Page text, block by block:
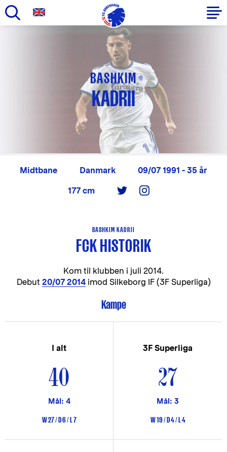
BASHKIM
KADRII
Midtbane Danmark 09/07 1991 - 35 år
177 cm
BASHKIM KADRII
FCK HISTORIK
Kom til klubben i juli 2014.
Debut 20/07 2014imod Silkeborg IF (3F Superliga)
Kampe
I alt
40
Mål: 4
W 27 / D 6 / L 7
3F Superliga
27
Mål: 3
W 19 / D 4 / L 4